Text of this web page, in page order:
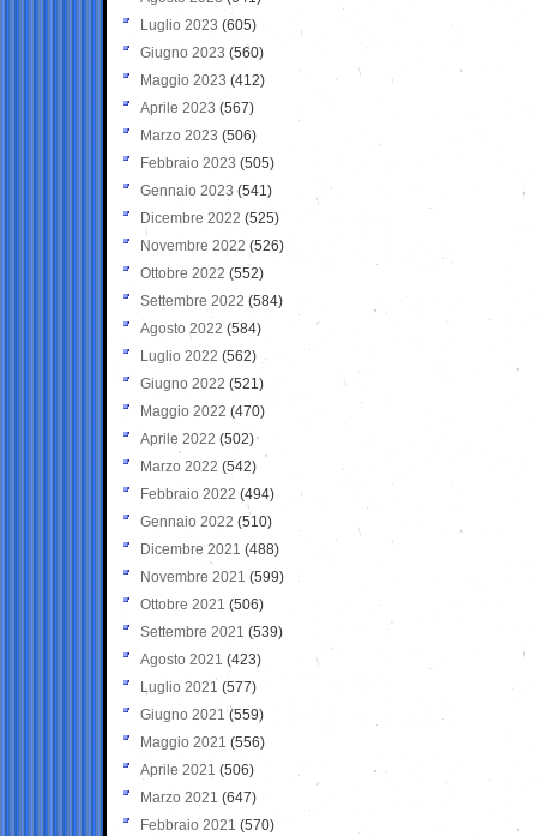
Luglio 2023 (605)
Giugno 2023 (560)
Maggio 2023 (412)
Aprile 2023 (567)
Marzo 2023 (506)
Febbraio 2023 (505)
Gennaio 2023 (541)
Dicembre 2022 (525)
Novembre 2022 (526)
Ottobre 2022 (552)
Settembre 2022 (584)
Agosto 2022 (584)
Luglio 2022 (562)
Giugno 2022 (521)
Maggio 2022 (470)
Aprile 2022 (502)
Marzo 2022 (542)
Febbraio 2022 (494)
Gennaio 2022 (510)
Dicembre 2021 (488)
Novembre 2021 (599)
Ottobre 2021 (506)
Settembre 2021 (539)
Agosto 2021 (423)
Luglio 2021 (577)
Giugno 2021(559)
Maggio 2021 (556)
Aprile 2021 (506)
Marzo 2021 (647)
Febbraio 2021 (570)